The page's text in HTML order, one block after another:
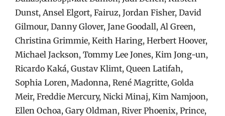
Dunst, Ansel Elgort, Fairuz, Jordan Fisher, David
Gilmour, Danny Glover, Jane Goodall, Al Green,
Christina Grimmie, Keith Haring, Herbert Hoover,
Michael Jackson, Tommy Lee Jones, Kim Jong-un,
Ricardo Kaká, Gustav Klimt, Queen Latifah,
Sophia Loren, Madonna, René Magritte, Golda
Meir, Freddie Mercury, Nicki Minaj, Kim Namjoon,
Ellen Ochoa, Gary Oldman, River Phoenix, Prince,